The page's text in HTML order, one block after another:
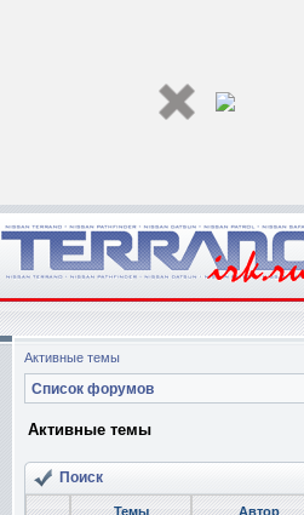
Активные темы
Список форумов
Активные темы
Поиск
Темы Автор